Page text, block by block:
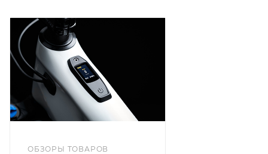
ОБЗОРЫ ТОВАРОВ